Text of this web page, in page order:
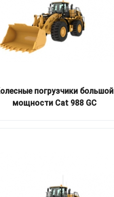
погрузчики большой
мощности Cat 988 GC